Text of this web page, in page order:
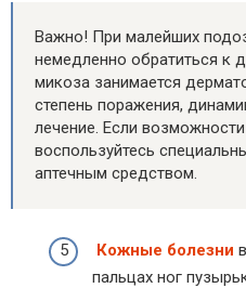
Важно! При малейших
немедленно обратиться к
микоза занимается
степень поражения,
лечение. Если возможности
воспользуйтесь
аптечным средством.
Кожные болезни
пальцах ног